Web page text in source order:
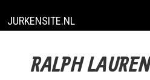
JURKENSITE.NL
RALPH